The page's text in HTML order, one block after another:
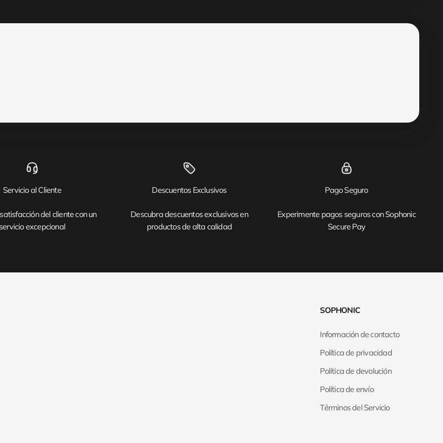
Servicio al Cliente
del cliente con un
excepcional
Descuentos Exclusivos
Descubra descuentos exclusivos en
productos de alta calidad
Pago Seguro
Experimente pagos seguros con Sophonic
Secure Pay
SOPHONIC
Información de contacto
Política de privacidad
Política de devolución
Política de envío
Términos del Servicio